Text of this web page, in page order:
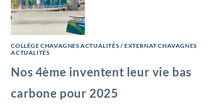
COLLÈGE CHAVAGNES ACTUALITÉS /EXTERNAT CHAVAGNES
ACTUALITÉS
Nos 4ème inventent leur vie bas
carbone pour 2025